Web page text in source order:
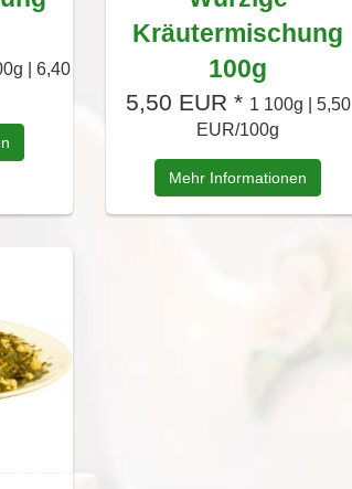
| 6,40
Kräutermischung
100g
5,50 EUR * 1 100g | 5,50
EUR/100g
Mehr Informationen